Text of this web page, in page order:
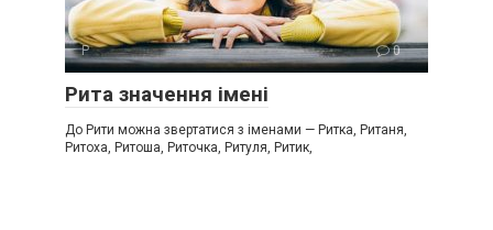
Р 0
Рита значення імені
До Рити можна звертатися з іменами — Ритка, Ританя,
Ритоха, Ритоша, Риточка, Ритуля, Ритик,